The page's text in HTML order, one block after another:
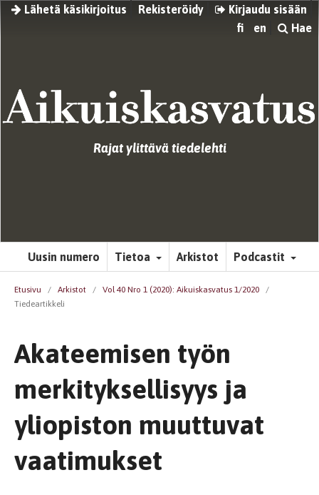
Lähetä käsikirjoitus Rekisteröidy
Kirjaudu sisään
fi
en Hae
Rajat ylittävä tiedelehti
Uusin numero Tietoa Arkistot Podcastit
Etusivu / Arkistot / Vol 40 Nro 1 (2020): Aikuiskasvatus 1/2020
/
Tiedeartikkeli
Akateemisen työn
merkityksellisyys ja
yliopiston muuttuvat
vaatimukset